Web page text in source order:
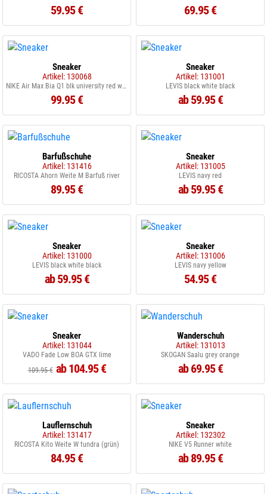
59.95 € 69.95 €
Sneaker
Artikel: 130068
NIKE Air Max Bia Q1 blk university red white
99.95 €
Sneaker
Artikel: 131001
LEVIS black white black
ab 59.95 €
Barfußschuhe
Artikel: 131416
RICOSTA Ahorn Weite M Barfuß river
89.95 €
Sneaker
Artikel: 131005
LEVIS navy red
ab 59.95 €
Sneaker
Artikel: 131000
LEVIS black white black
ab 59.95 €
Sneaker
Artikel: 131006
LEVIS navy yellow
54.95 €
Sneaker
Artikel: 131044
VADO Fade Low BOA GTX lime
109.95 € ab 104.95 €
Wanderschuh
Artikel: 131013
SKOGAN Saalu grey orange
ab 69.95 €
Lauflernschuh
Artikel: 131417
RICOSTA Kito Weite W tundra (grün)
84.95 €
Sneaker
Artikel: 132302
NIKE V5 Runner white
ab 89.95 €